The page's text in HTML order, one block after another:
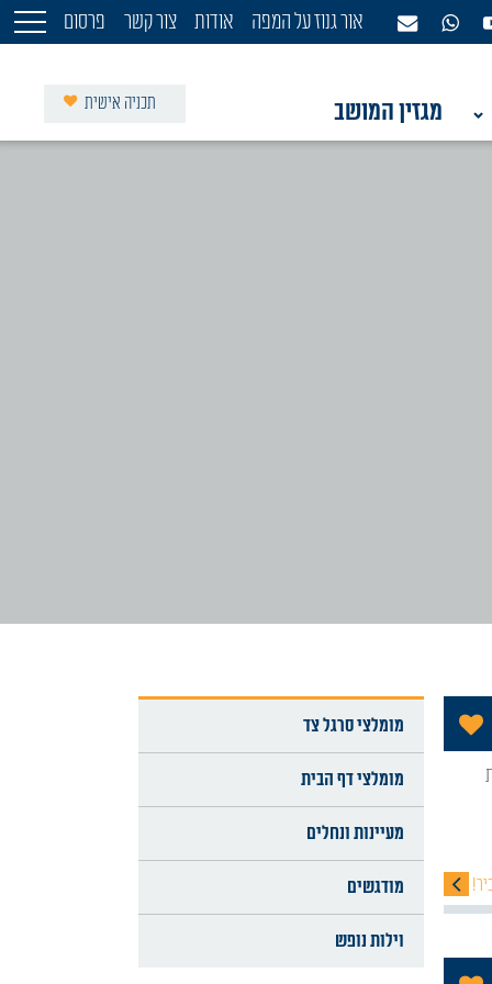
אור גנוז על המפה אודות צור קשר פרסום
מגזין המושב תכניה אישית
הוסף לתכניה שלי
מומלצי סרגל צד
מומלצי דף הבית
מעיינות ונחלים
מודגשים
וילות נופש